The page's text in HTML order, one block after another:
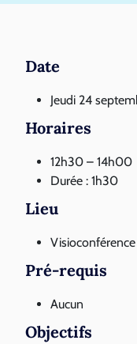
Date
Jeudi 24
Horaires
12h30 – 14h00
Durée : 1h30
Lieu
Visioconférence
Pré-requis
Aucun
Objectifs